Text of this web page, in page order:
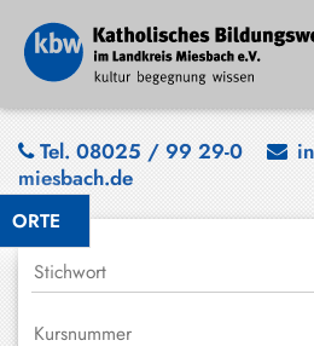
ORTE
Tel. 08025 / 99 29-0
miesbach.de
Bad
Wiessee
Bayrischzell
Darching
Elbach